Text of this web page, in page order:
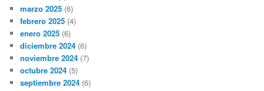
marzo 2025 (6)
febrero 2025 (4)
enero 2025 (6)
diciembre 2024 (6)
noviembre 2024 (7)
octubre 2024 (5)
septiembre 2024 (6)